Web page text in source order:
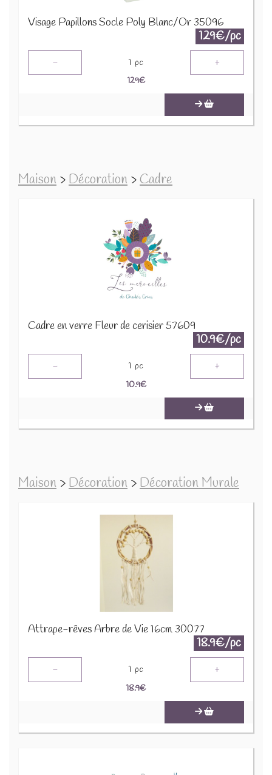
Visage Papillons Socle Poly Blanc/Or 35096
129€/pc
- 1 pc +
129€
Maison >Décoration >Cadre
Cadre en verre Fleur de cerisier 57609
10.9€/pc
- 1 pc +
10.9€
Maison >Décoration >Décoration Murale
Attrape-rêves Arbre de Vie 16cm 30077
18.9€/pc
- 1 pc +
18.9€